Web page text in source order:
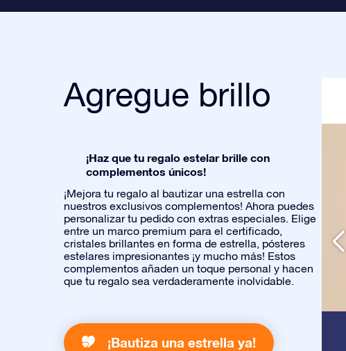
Agregue brillo
¡Haz que tu regalo estelar brille con
complementos únicos!
¡Mejora tu regalo al bautizar una estrella con
nuestros exclusivos complementos! Ahora puedes
personalizar tu pedido con extras especiales. Elige
entre un marco premium para el certificado,
cristales brillantes en forma de estrella, pósteres
estelares impresionantes ¡y mucho más! Estos
complementos añaden un toque personal y hacen
que tu regalo sea verdaderamente inolvidable.
¡Bautiza una estrella ya!